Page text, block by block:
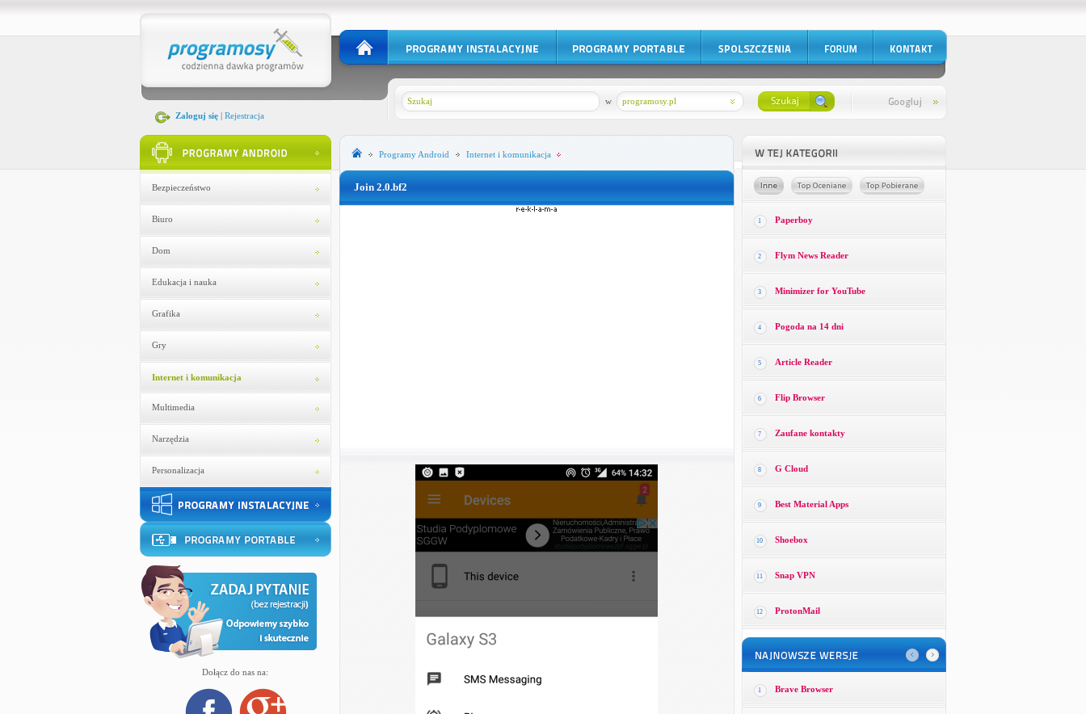
Zaloguj się| Rejestracja
programosy.pl
w
Bezpieczeństwo
Biuro
Dom
Edukacja i nauka
Grafika
Gry
Internet i komunikacja
Multimedia
Narzędzia
Personalizacja
Dołącz do nas na:
ProgramyAndroid Internet i komunikacja
Join 2.0.bf2
1 Paperboy
2 Flym News Reader
3 Minimizer for YouTube
4 Pogoda na 14 dni
5 Article Reader
6 Flip Browser
7 Zaufane kontakty
8 G Cloud
9 Best Material Apps
10 Shoebox
11 Snap VPN
12 ProtonMail
1 Brave Browser